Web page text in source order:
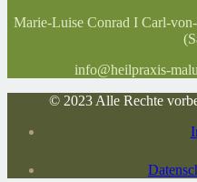
Marie-Luise Conrad I Carl-
info@heilpraxis-
© 2023 Alle Rechte